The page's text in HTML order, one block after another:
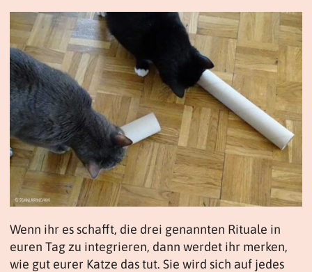
Wenn ihr es schafft, die drei genannten Rituale in
euren Tag zu integrieren, dann werdet ihr merken,
wie gut eurer Katze das tut. Sie wird sich auf jedes